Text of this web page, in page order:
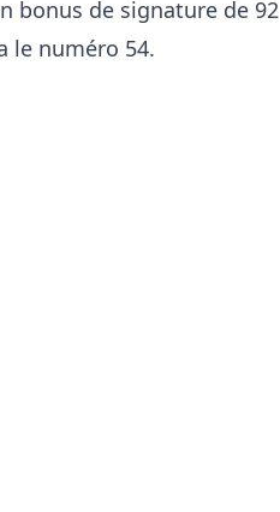
bonus de signature de 92
le numéro 54.